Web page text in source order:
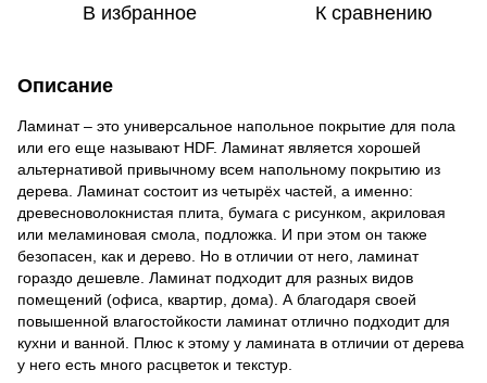
В избранное К сравнению
Описание
Ламинат – это универсальное напольное покрытие для пола
или его еще называют HDF. Ламинат является хорошей
альтернативой привычному всем напольному покрытию из
дерева. Ламинат состоит из четырёх частей, а именно:
древесноволокнистая плита, бумага с рисунком, акриловая
или меламиновая смола, подложка. И при этом он также
безопасен, как и дерево. Но в отличии от него, ламинат
гораздо дешевле. Ламинат подходит для разных видов
помещений (офиса, квартир, дома). А благодаря своей
повышенной влагостойкости ламинат отлично подходит для
кухни и ванной. Плюс к этому у ламината в отличии от дерева
у него есть много расцветок и текстур.